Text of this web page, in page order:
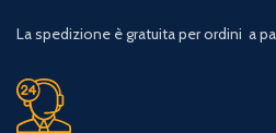
La spedizione è gratuita per ordini a